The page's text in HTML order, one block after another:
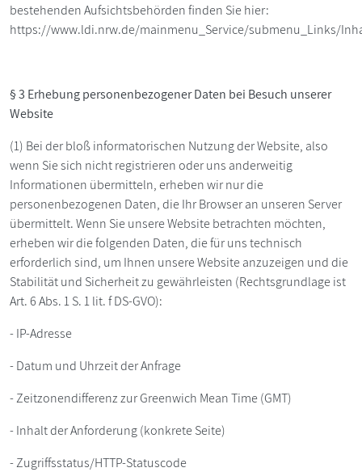
bestehenden Aufsichtsbehörden finden Sie hier:
https://www.ldi.nrw.de/mainmenu_Service/submenu_Links/
§ 3 Erhebung personenbezogener Daten bei Besuch unserer
Website
(1) Bei der bloß informatorischen Nutzung der Website, also
wenn Sie sich nicht registrieren oder uns anderweitig
Informationen übermitteln, erheben wir nur die
personenbezogenen Daten, die Ihr Browser an unseren Server
übermittelt. Wenn Sie unsere Website betrachten möchten,
erheben wir die folgenden Daten, die für uns technisch
erforderlich sind, um Ihnen unsere Website anzuzeigen und die
Stabilität und Sicherheit zu gewährleisten (Rechtsgrundlage ist
Art. 6 Abs. 1 S. 1 lit. f DS-GVO):
- IP-Adresse
- Datum und Uhrzeit der Anfrage
- Zeitzonendifferenz zur Greenwich Mean Time (GMT)
- Inhalt der Anforderung (konkrete Seite)
- Zugriffsstatus/HTTP-Statuscode